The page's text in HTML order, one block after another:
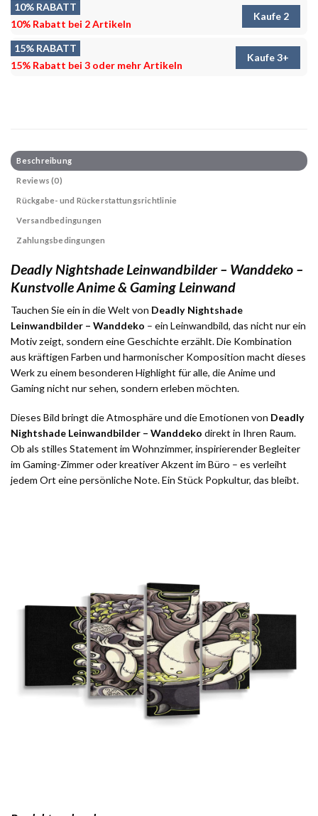
10% RABATT
10% Rabatt bei 2 Artikeln
Kaufe 2
15% RABATT
15% Rabatt bei 3 oder mehr Artikeln
Kaufe 3+
Beschreibung
Reviews (0)
Rückgabe- und Rückerstattungsrichtlinie
Versandbedingungen
Zahlungsbedingungen
Deadly Nightshade Leinwandbilder – Wanddeko –
Kunstvolle Anime & Gaming Leinwand
Tauchen Sie ein in die Welt von Deadly Nightshade
Leinwandbilder – Wanddeko – ein Leinwandbild, das nicht nur ein
Motiv zeigt, sondern eine Geschichte erzählt. Die Kombination
aus kräftigen Farben und harmonischer Komposition macht dieses
Werk zu einem besonderen Highlight für alle, die Anime und
Gaming nicht nur sehen, sondern erleben möchten.
Dieses Bild bringt die Atmosphäre und die Emotionen von Deadly
Nightshade Leinwandbilder – Wanddeko direkt in Ihren Raum.
Ob als stilles Statement im Wohnzimmer, inspirierender Begleiter
im Gaming-Zimmer oder kreativer Akzent im Büro – es verleiht
jedem Ort eine persönliche Note. Ein Stück Popkultur, das bleibt.